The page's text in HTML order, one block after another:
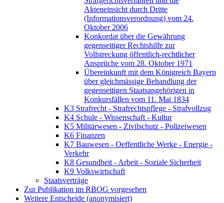
Akteneinsicht durch Dritte
(Informationsverordnung) vom 24.
Oktober 2006
Konkordat über die Gewährung
gegenseitiger Rechtshilfe zur
Vollstreckung öffentlich-rechtlicher
Ansprüche vom 28. Oktober 1971
Übereinkunft mit dem Königreich Bayern
über gleichmässige Behandlung der
gegenseitigen Staatsangehörigen in
Konkursfällen vom 11. Mai 1834
K3 Strafrecht - Strafrechtspflege - Strafvollzug
K4 Schule - Wissenschaft - Kultur
K5 Militärwesen - Zivilschutz - Polizeiwesen
K6 Finanzen
K7 Bauwesen - Oeffentliche Werke - Energie -
Verkehr
K8 Gesundheit - Arbeit - Soziale Sicherheit
K9 Volkswirtschaft
Staatsverträge
Zur Publikation im RBOG vorgesehen
Weitere Entscheide (anonymisiert)